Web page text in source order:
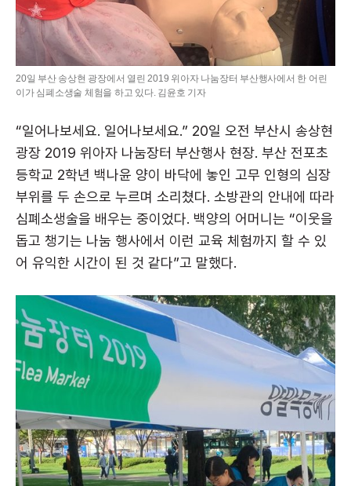
20일 부산 송상현 광장에서 열린 2019 위아자 나눔장터 부산행사에서 한 어린
이가 심폐소생술 체험을 하고 있다. 김윤호 기자
“일어나보세요. 일어나보세요.” 20일 오전 부산시 송상현
광장 2019 위아자 나눔장터 부산행사 현장. 부산 전포초
등학교 2학년 백나윤 양이 바닥에 놓인 고무 인형의 심장
부위를 두 손으로 누르며 소리쳤다. 소방관의 안내에 따라
심폐소생술을 배우는 중이었다. 백양의 어머니는 “이웃을
돕고 챙기는 나눔 행사에서 이런 교육 체험까지 할 수 있
어 유익한 시간이 된 것 같다”고 말했다.